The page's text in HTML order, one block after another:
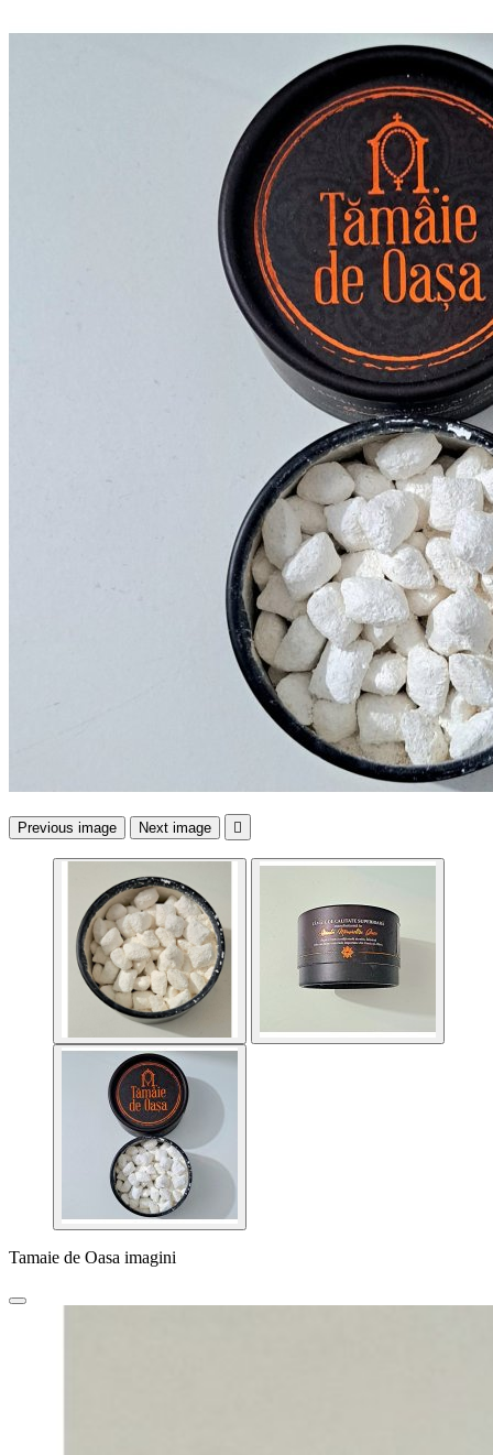
Previous image Next image 
Tamaie de Oasa imagini